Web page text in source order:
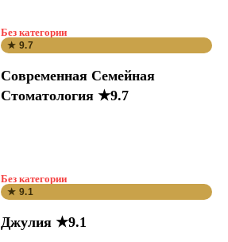
Без категории
★ 9.7
Современная Семейная
Стоматология ★9.7
Без категории
★ 9.1
Джулия ★9.1